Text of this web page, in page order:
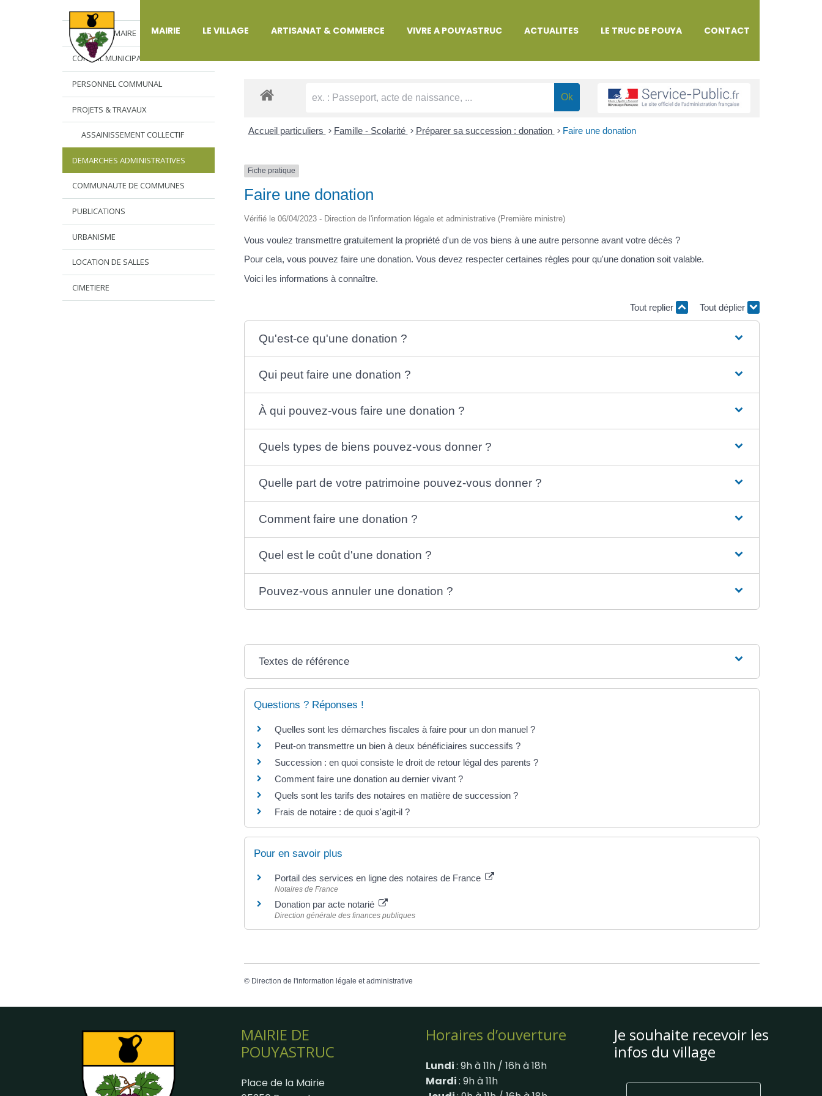
MAIRIE LE VILLAGE ARTISANAT & COMMERCE VIVRE A POUYASTRUC ACTUALITES LE TRUC DE POUYA CONTACT
L’EDITO DU MAIRE
CONSEIL MUNICIPAL
PERSONNEL COMMUNAL
PROJETS & TRAVAUX
ASSAINISSEMENT COLLECTIF
DEMARCHES ADMINISTRATIVES
COMMUNAUTE DE COMMUNES
PUBLICATIONS
URBANISME
LOCATION DE SALLES
CIMETIERE
DÉMARCHES ADMINISTRATIVES
Accueil particuliers > Famille - Scolarité > Préparer sa succession : donation > Faire une donation
Fiche pratique
Faire une donation
Vérifié le 06/04/2023 - Direction de l'information légale et administrative (Première ministre)
Vous voulez transmettre gratuitement la propriété d'un de vos biens à une autre personne avant votre décès ?
Pour cela, vous pouvez faire une donation. Vous devez respecter certaines règles pour qu'une donation soit valable.
Voici les informations à connaître.
Tout replier Tout déplier
Qu'est-ce qu'une donation ?
Qui peut faire une donation ?
À qui pouvez-vous faire une donation ?
Quels types de biens pouvez-vous donner ?
Quelle part de votre patrimoine pouvez-vous donner ?
Comment faire une donation ?
Quel est le coût d'une donation ?
Pouvez-vous annuler une donation ?
Textes de référence
Questions ? Réponses !
Quelles sont les démarches fiscales à faire pour un don manuel ?
Peut-on transmettre un bien à deux bénéficiaires successifs ?
Succession : en quoi consiste le droit de retour légal des parents ?
Comment faire une donation au dernier vivant ?
Quels sont les tarifs des notaires en matière de succession ?
Frais de notaire : de quoi s'agit-il ?
Pour en savoir plus
Portail des services en ligne des notaires de France
Notaires de France
Donation par acte notarié
Direction générale des finances publiques
© Direction de l'information légale et administrative
MAIRIE DE
POUYASTRUC
Place de la Mairie
Horaires d’ouverture
Lundi: 9h à 11h / 16h à 18h
Mardi: 9h à 11h
Je souhaite recevoir les
infos du village